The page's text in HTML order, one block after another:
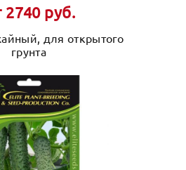
2740 руб.
для открытого
грунта